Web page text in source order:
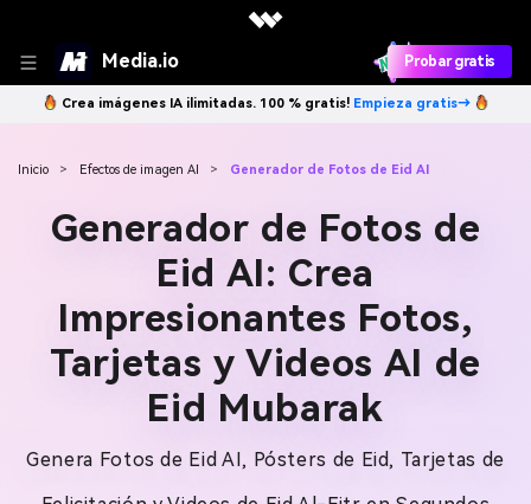
Media.io Probar gratis
Crea imágenes IA ilimitadas. 100 % gratis! Empieza gratis→
Inicio > Efectos de imagen AI > Generador de Fotos de Eid AI
Generador de Fotos de
Eid AI: Crea
Impresionantes Fotos,
Tarjetas y Videos AI de
Eid Mubarak
Genera Fotos de Eid AI, Pósters de Eid, Tarjetas de